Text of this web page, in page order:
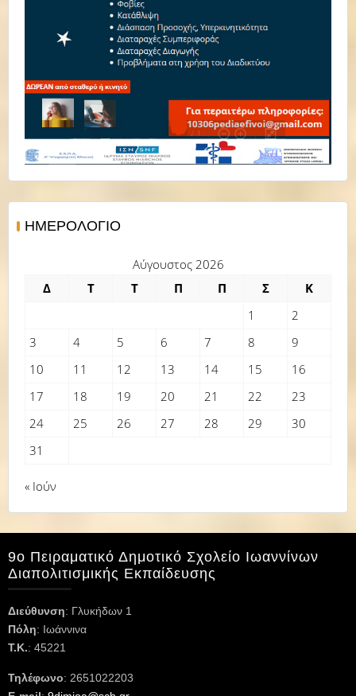
ΗΜΕΡΟΛΌΓΙΟ
Αύγουστος 2026
Δ
Τ Τ Π Π Σ
Κ
1
2
3
4 5 6 7 8
9
10
11 12 13 14 15
16
17
18 19 20 21 22
23
24
25 26 27 28 29
30
31
« Ιούν
9ο Πειραματικό Δημοτικό Σχολείο Ιωαννίνων
Διαπολιτισμικής Εκπαίδευσης
Διεύθυνση: Γλυκήδων 1
Πόλη: Ιωάννινα
Τ.Κ.: 45221
Τηλέφωνο: 2651022203